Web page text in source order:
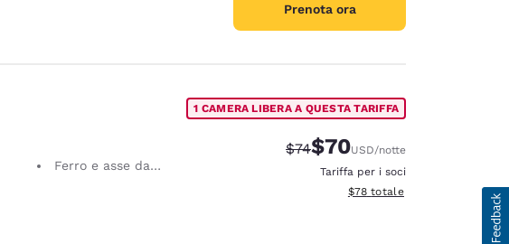
Prenota ora
Ferro e asse da stiro
1 CAMERA LIBERA A QUESTA TARIFFA
Tariffa di barratura:
$74Tariffa scontata:
$70USD/notte
Tariffa per i soci
Visualizza i dettagli totali
$78 totale